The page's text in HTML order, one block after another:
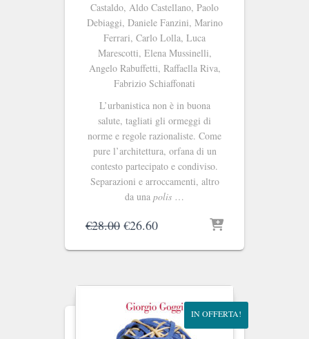
Castaldo, Aldo Castellano, Paolo
Debiaggi, Daniele Fanzini, Marino
Ferrari, Carlo Lolla, Luca
Marescotti, Elena Mussinelli,
Angelo Rabuffetti, Raffaella Riva,
Fabrizio Schiaffonati
L’urbanistica non è in buona
salute, tagliati gli ormeggi di
norme e regole razionaliste. Come
pure l’architettura, orfana di un
contesto partecipato e condiviso.
Separazioni e arroccamenti, altro
da una polis …
€28.00 Il
originale
€28.00.
€26.60Il
attuale
€26.60.
IN OFFERTA!